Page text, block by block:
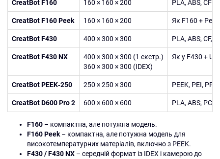
CreatBot F160 160 × 160 × 200 PLA, ABS, CF-
CreatBot F160 Peek 160 × 160 × 200 Як F160 + Peek
CreatBot F430 400 × 300 × 300 PLA, ABS, CF,
CreatBot F430 NX
400 × 300 × 300 (1 екстр.)
360 × 300 × 300 (IDEX)
Як у F430 +
CreatBot PEEK‑250 250 × 250 × 300 PEEK, PEI,
CreatBot D600 Pro 2 600 × 600 × 600 PLA, ABS, PC,
F160 – компактна, але потужна модель.
F160 Peek – компактна, але потужна модель для
високотемпературних матеріалів, включно з PEEK.
F430 / F430 NX – середній формат із IDEX і камерою до